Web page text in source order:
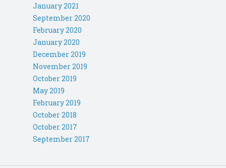
January 2021
September 2020
February 2020
January 2020
December 2019
November 2019
October 2019
May 2019
February 2019
October 2018
October 2017
September 2017